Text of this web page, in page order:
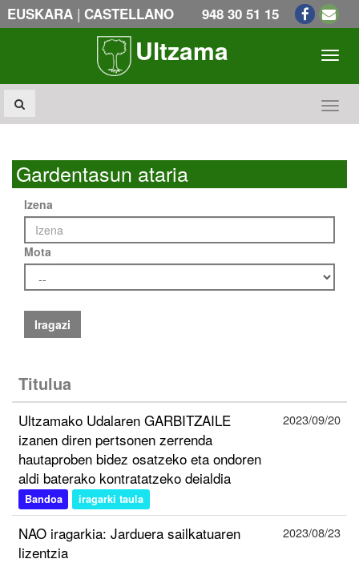
EUSKARA | CASTELLANO 948 30 51 15
Ultzama
Gardentasun ataria
Izena
Mota
Iragazi
Titulua
Ultzamako Udalaren GARBITZAILE
izanen diren pertsonen zerrenda
hautaproben bidez osatzeko eta ondoren
aldi baterako kontratatzeko deialdia
Bandoa iragarki taula
2023/09/20
NAO iragarkia: Jarduera sailkatuaren
lizentzia
2023/08/23